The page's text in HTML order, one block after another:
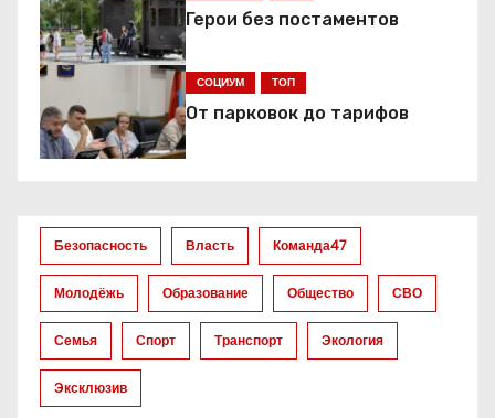
и
я
п
о
а
п
Герои без постаментов
СОЦИУМ ТОП
От парковок до тарифов
Безопасность Власть Команда47
Молодёжь Образование Общество СВО
Семья Спорт Транспорт Экология
Эксклюзив